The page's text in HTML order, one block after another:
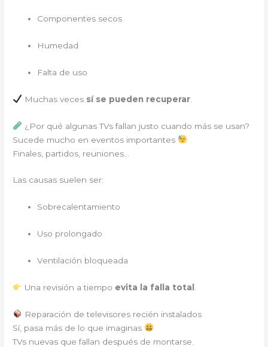
Componentes secos
Humedad
Falta de uso
Muchas veces sí se pueden recuperar.
¿Por qué algunas TVs fallan justo cuando más se usan?
Sucede mucho en eventos importantes
Finales, partidos, reuniones…
Las causas suelen ser:
Sobrecalentamiento
Uso prolongado
Ventilación bloqueada
Una revisión a tiempo evita la falla total
Reparación de televisores recién instalados
Sí, pasa más de lo que imaginas
TVs nuevas que fallan después de montarse.